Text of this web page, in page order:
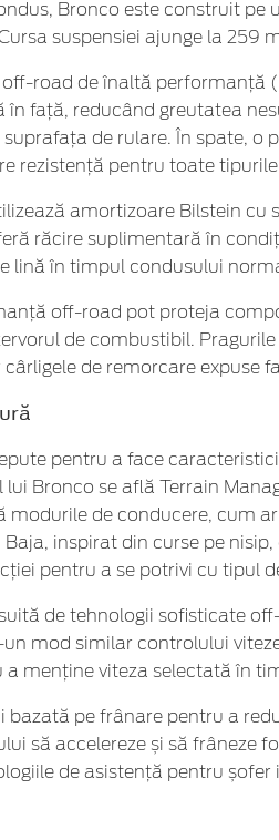
Bronco este construit
suspensiei ajunge la
road de înaltă
în față, reducând greutatea
de rulare. În spate,
rezistență pentru toate
amortizoare Bilstein
răcire suplimentară în
lină în timpul condusului
off-road pot proteja
de combustibil.
de remorcare expuse
pentru a face
Bronco se află Terrain
de conducere, cum
inspirat din curse pe
pentru a se potrivi cu tipul
de tehnologii sofisticate
mod similar controlului
menține viteza selectată în
bazată pe frânare pentru a
să accelereze și să
de asistență pentru